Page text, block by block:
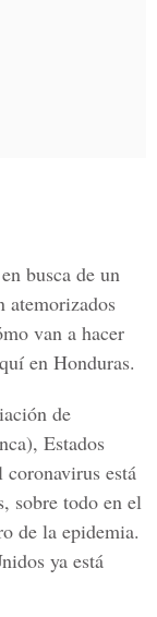
busca de un
atemorizados
van a hacer
en Honduras.
de
Estados
coronavirus está
sobre todo en el
de la epidemia.
ya está